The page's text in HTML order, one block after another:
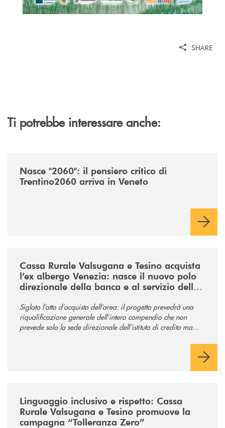
SHARE
Ti potrebbe interessare anche:
Nasce "2060": il pensiero critico di
Trentino2060 arriva in Veneto
Cassa Rurale Valsugana e Tesino acquista
l’ex albergo Venezia: nasce il nuovo polo
direzionale della banca e al servizio della
Siglato l’atto d’acquisto dell’area: il progetto prevedrà una
riqualificazione generale dell’intero compendio che non
prevede solo la sede direzionale dell’istituto di credito ma
Linguaggio inclusivo e rispetto: Cassa
Rurale Valsugana e Tesino promuove la
campagna “Tolleranza Zero”